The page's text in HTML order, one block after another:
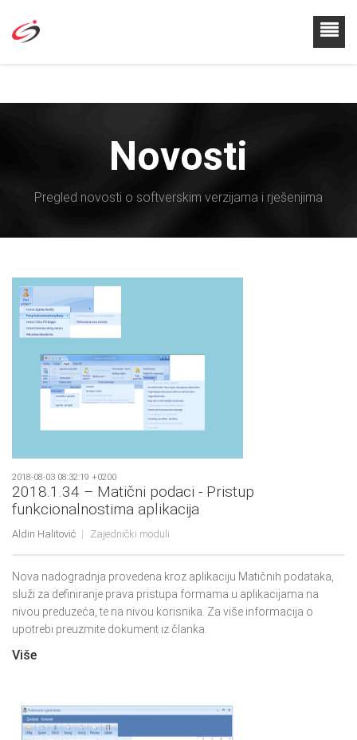
Novosti
Pregled novosti o softverskim verzijama i rješenjima
2018-08-03 08:32:19 +0200
2018.1.34 – Matični podaci - Pristup
funkcionalnostima aplikacija
Aldin Halitović Zajednički moduli
Nova nadogradnja provedena kroz aplikaciju Matičnih podataka,
služi za definiranje prava pristupa formama u aplikacijama na
nivou preduzeća, te na nivou korisnika. Za više informacija o
upotrebi preuzmite dokument iz članka.
Više